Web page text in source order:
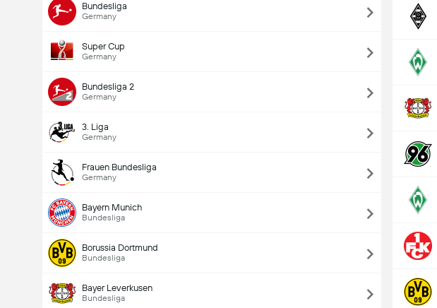
Bundesliga
Germany
Super Cup
Germany
Bundesliga 2
Germany
3. Liga
Germany
Frauen Bundesliga
Germany
Bayern Munich
Bundesliga
Borussia Dortmund
Bundesliga
Bayer Leverkusen
Bundesliga